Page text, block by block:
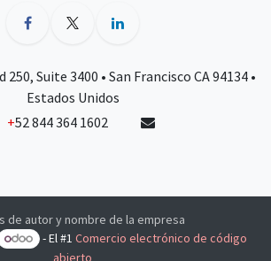
Suite 3400 • San Francisco CA 94134 •
Estados Unidos
+52 844 364 1602
de autor y nombre de la empresa
- El #1Comercio electrónico de código
abierto